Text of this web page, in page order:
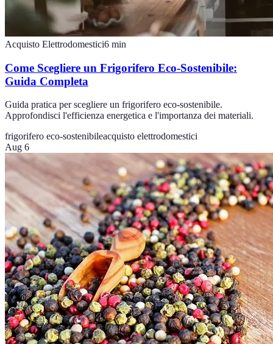
Acquisto Elettrodomestici6 min
Come Scegliere un Frigorifero Eco-Sostenibile:
Guida Completa
Guida pratica per scegliere un frigorifero eco-sostenibile.
Approfondisci l'efficienza energetica e l'importanza dei materiali.
frigorifero eco-sostenibileacquisto elettrodomestici
Aug 6